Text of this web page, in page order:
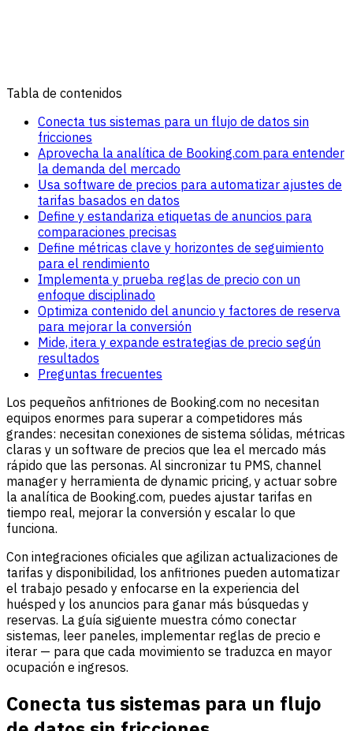
Tabla de contenidos
Conecta tus sistemas para un flujo de datos sin
fricciones
Aprovecha la analítica de Booking.com para entender
la demanda del mercado
Usa software de precios para automatizar ajustes de
tarifas basados en datos
Define y estandariza etiquetas de anuncios para
comparaciones precisas
Define métricas clave y horizontes de seguimiento
para el rendimiento
Implementa y prueba reglas de precio con un
enfoque disciplinado
Optimiza contenido del anuncio y factores de reserva
para mejorar la conversión
Mide, itera y expande estrategias de precio según
resultados
Preguntas frecuentes
Los pequeños anfitriones de Booking.com no necesitan
equipos enormes para superar a competidores más
grandes: necesitan conexiones de sistema sólidas, métricas
claras y un software de precios que lea el mercado más
rápido que las personas. Al sincronizar tu PMS, channel
manager y herramienta de dynamic pricing, y actuar sobre
la analítica de Booking.com, puedes ajustar tarifas en
tiempo real, mejorar la conversión y escalar lo que
funciona.
Con integraciones oficiales que agilizan actualizaciones de
tarifas y disponibilidad, los anfitriones pueden automatizar
el trabajo pesado y enfocarse en la experiencia del
huésped y los anuncios para ganar más búsquedas y
reservas. La guía siguiente muestra cómo conectar
sistemas, leer paneles, implementar reglas de precio e
iterar — para que cada movimiento se traduzca en mayor
ocupación e ingresos.
Conecta tus sistemas para un flujo